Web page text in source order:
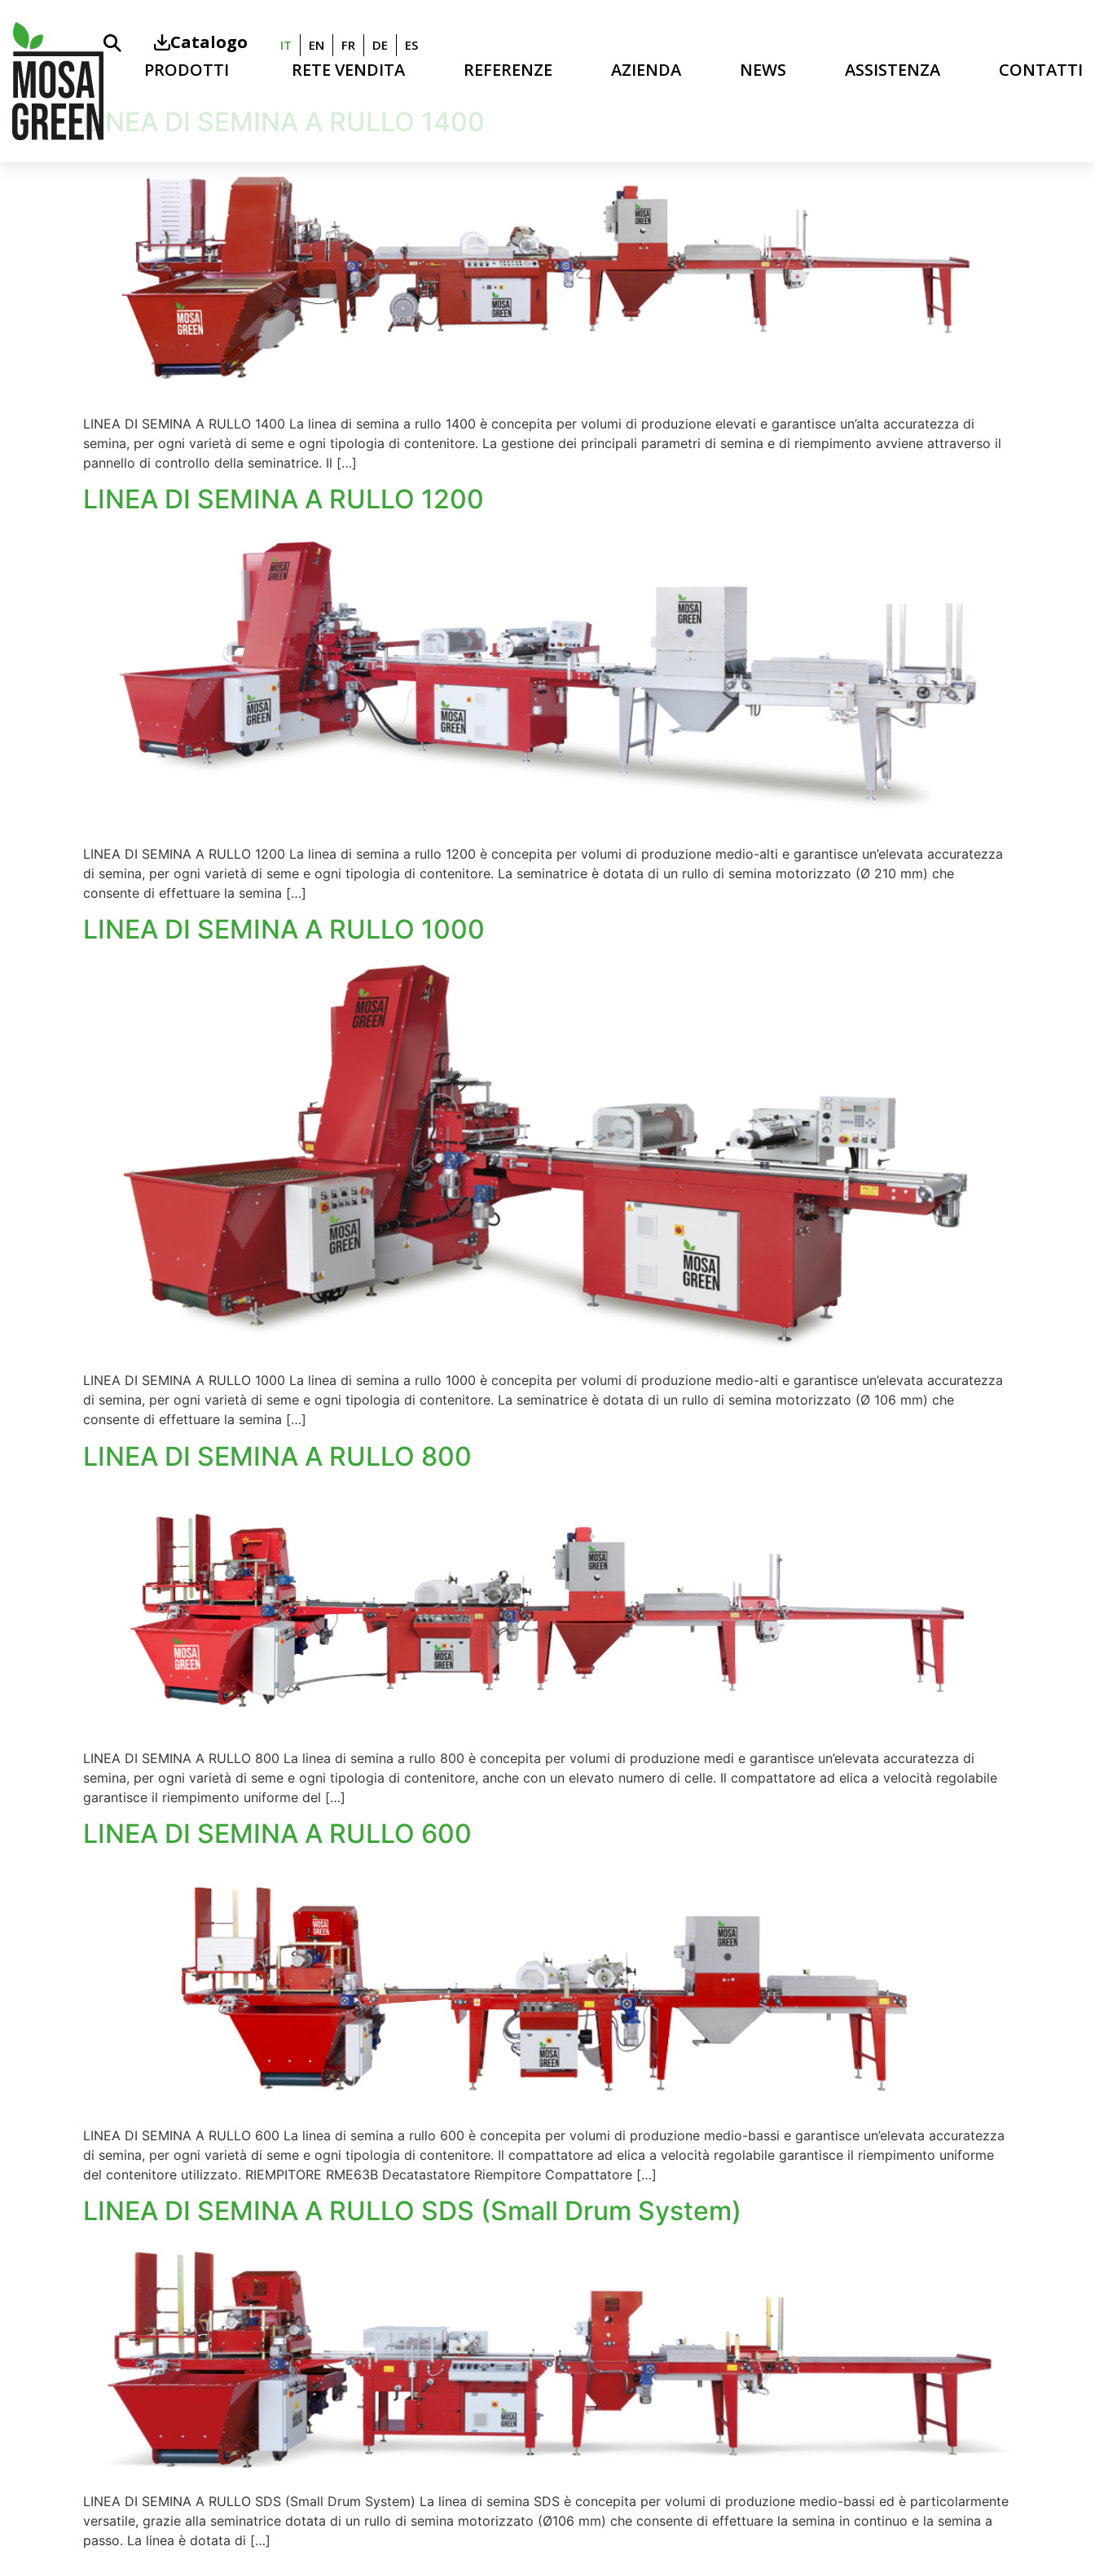
Catalogo IT EN FR DE ES
PRODOTTI RETE VENDITA REFERENZE AZIENDA NEWS ASSISTENZA CONTATTI
LINEA DI SEMINA A RULLO 1400
LINEA DI SEMINA A RULLO 1400 La linea di semina a rullo 1400 è concepita per volumi di produzione elevati e garantisce un’alta accuratezza di
semina, per ogni varietà di seme e ogni tipologia di contenitore. La gestione dei principali parametri di semina e di riempimento avviene attraverso il
pannello di controllo della seminatrice. Il […]
LINEA DI SEMINA A RULLO 1200
LINEA DI SEMINA A RULLO 1200 La linea di semina a rullo 1200 è concepita per volumi di produzione medio-alti e garantisce un’elevata accuratezza
di semina, per ogni varietà di seme e ogni tipologia di contenitore. La seminatrice è dotata di un rullo di semina motorizzato (Ø 210 mm) che
consente di effettuare la semina […]
LINEA DI SEMINA A RULLO 1000
LINEA DI SEMINA A RULLO 1000 La linea di semina a rullo 1000 è concepita per volumi di produzione medio-alti e garantisce un’elevata accuratezza
di semina, per ogni varietà di seme e ogni tipologia di contenitore. La seminatrice è dotata di un rullo di semina motorizzato (Ø 106 mm) che
consente di effettuare la semina […]
LINEA DI SEMINA A RULLO 800
LINEA DI SEMINA A RULLO 800 La linea di semina a rullo 800 è concepita per volumi di produzione medi e garantisce un’elevata accuratezza di
semina, per ogni varietà di seme e ogni tipologia di contenitore, anche con un elevato numero di celle. Il compattatore ad elica a velocità regolabile
garantisce il riempimento uniforme del […]
LINEA DI SEMINA A RULLO 600
LINEA DI SEMINA A RULLO 600 La linea di semina a rullo 600 è concepita per volumi di produzione medio-bassi e garantisce un’elevata accuratezza
di semina, per ogni varietà di seme e ogni tipologia di contenitore. Il compattatore ad elica a velocità regolabile garantisce il riempimento uniforme
del contenitore utilizzato. RIEMPITORE RME63B Decatastatore Riempitore Compattatore […]
LINEA DI SEMINA A RULLO SDS (Small Drum System)
LINEA DI SEMINA A RULLO SDS (Small Drum System) La linea di semina SDS è concepita per volumi di produzione medio-bassi ed è particolarmente
versatile, grazie alla seminatrice dotata di un rullo di semina motorizzato (Ø106 mm) che consente di effettuare la semina in continuo e la semina a
passo. La linea è dotata di […]